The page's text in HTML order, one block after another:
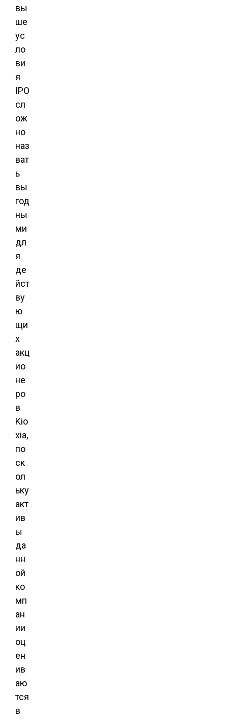
вы
ше
ус
ло
ви
я
IPO
сл
ож
но
наз
ват
ь
вы
год
ны
ми
дл
я
де
йст
ву
ю
щи
х
акц
ио
не
ро
в
Kio
xia,
по
ск
ол
ьку
акт
ив
ы
да
нн
ой
ко
мп
ан
ии
оц
ен
ив
аю
тся
в